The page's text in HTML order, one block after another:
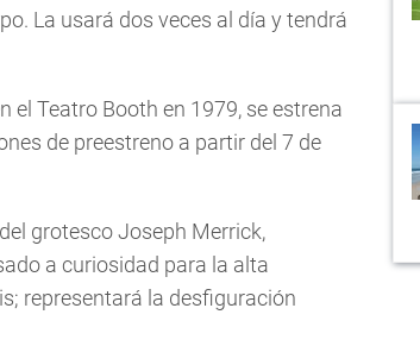
La usará dos veces al día y tendrá
el Teatro Booth en 1979, se estrena
de preestreno a partir del 7 de
grotesco Joseph Merrick,
a curiosidad para la alta
representará la desfiguración